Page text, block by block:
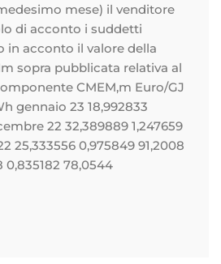
mese) il venditore
di acconto i suddetti
in acconto il valore della
sopra pubblicata relativa al
CMEM,m Euro/GJ
gennaio 23 18,992833
22 32,389889 1,247659
25,333556 0,975849 91,2008
0,835182 78,0544